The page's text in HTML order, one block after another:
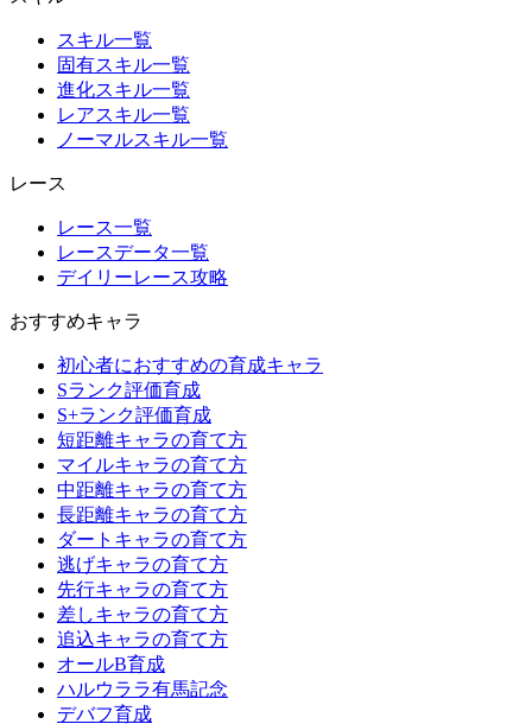
スキル一覧
固有スキル一覧
進化スキル一覧
レアスキル一覧
ノーマルスキル一覧
レース
レース一覧
レースデータ一覧
デイリーレース攻略
おすすめキャラ
初心者におすすめの育成キャラ
Sランク評価育成
S+ランク評価育成
短距離キャラの育て方
マイルキャラの育て方
中距離キャラの育て方
長距離キャラの育て方
ダートキャラの育て方
逃げキャラの育て方
先行キャラの育て方
差しキャラの育て方
追込キャラの育て方
オールB育成
ハルウララ有馬記念
デバフ育成